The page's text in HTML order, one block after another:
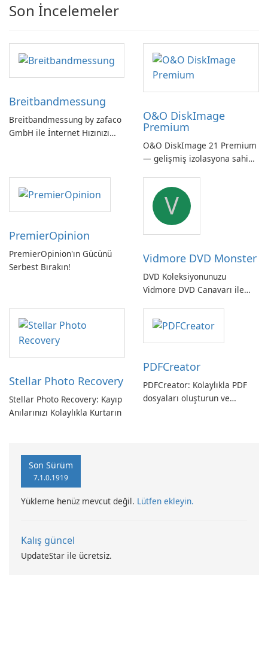
Son İncelemeler
Breitbandmessung
Breitbandmessung by zafaco
GmbH ile İnternet Hızınızı
O&O DiskImage
Premium
O&O DiskImage 21 Premium
— gelişmiş izolasyona sahip
sistem yedekleme
PremierOpinion
PremierOpinion'ın Gücünü
Serbest Bırakın!
V
Vidmore DVD Monster
DVD Koleksiyonunuzu
Vidmore DVD Canavarı ile
Stellar Photo Recovery
Stellar Photo Recovery: Kayıp
Anılarınızı Kolaylıkla Kurtarın
PDFCreator
PDFCreator: Kolaylıkla PDF
dosyaları oluşturun ve
Son Sürüm
7.1.0.1919
Yükleme henüz mevcut değil. Lütfen ekleyin.
Kalış güncel
UpdateStar ile ücretsiz.